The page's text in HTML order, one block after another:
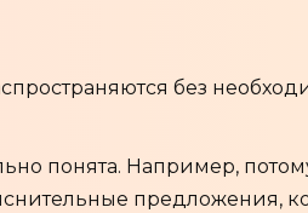
без
понята. Например,
предложения,